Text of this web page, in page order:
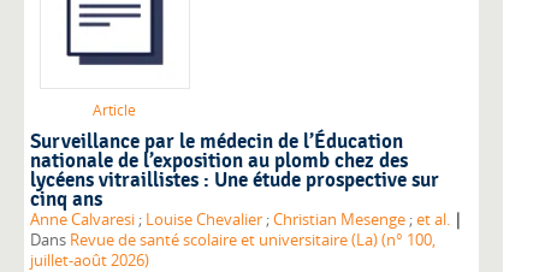
Article
Surveillance par le médecin de l’Éducation
nationale de l’exposition au plomb chez des
lycéens vitraillistes : Une étude prospective sur
cinq ans
Anne Calvaresi ; Louise Chevalier ;Christian Mesenge ;et al. |
Dans Revue de santé scolaire et universitaire (La) (n° 100,
juillet-août 2026)